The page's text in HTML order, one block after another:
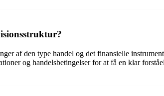
af den type handel og det finansielle
og handelsbetingelser for at få en klar